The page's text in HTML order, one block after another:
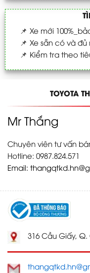
📌 Xe mới
📌 Xe sẵn có và đủ
📌 Kiểm tra theo
TOYOTA
Mr Thắng
Chuyên viên tư vấn
Hotline: 0987.824.571
Email:
316 Cầu Giấy,